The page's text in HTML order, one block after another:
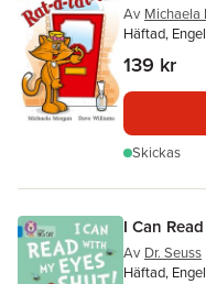
Av Michaela
Häftad,
139 kr
Skickas
I Can
Av Dr. Seuss
Häftad,